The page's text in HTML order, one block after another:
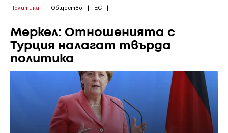
Политика | Общество | ЕС |
Меркел: Отношенията с
Турция налагат твърда
политика